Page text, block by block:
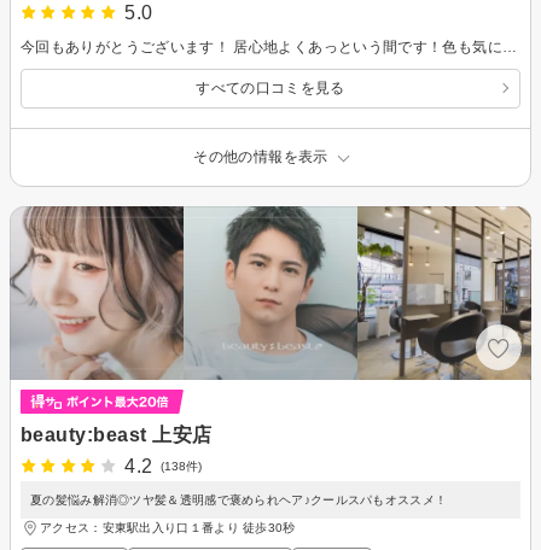
5.0
すべての口コミを見る
その他の情報を表示
beauty:beast 上安店
4.2
(138件)
夏の髪悩み解消◎ツヤ髪＆透明感で褒められヘア♪クールスパもオススメ！
アクセス：安東駅出入り口１番より 徒歩30秒